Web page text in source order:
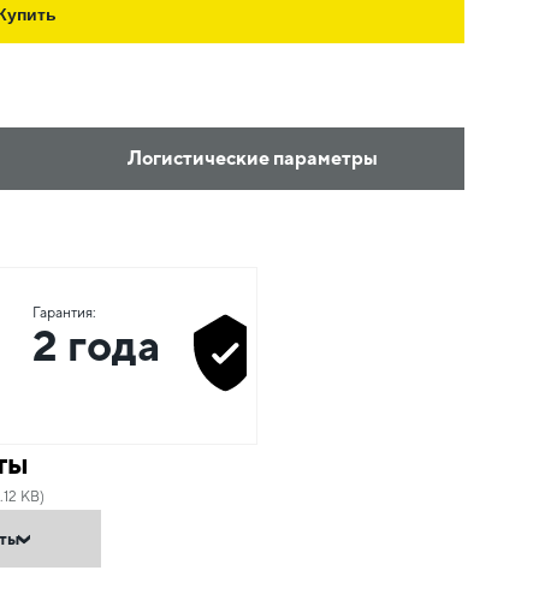
Логистические параметры
Гарантия:
2 года
KB)